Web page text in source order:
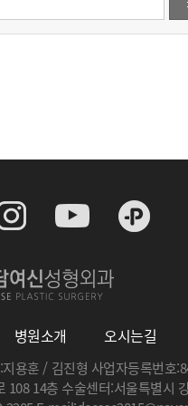
병원소개 오시는길
용훈 / 김진형 사업자등록번호
14층 수술센터:서울특별시